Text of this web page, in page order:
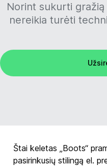
Norint sukurti
nereikia turėti
Štai keletas „Boots“
pasirinkusių stilingą el.